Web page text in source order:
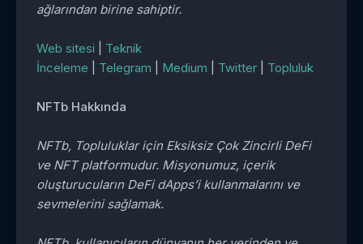
ağlarından birine sahiptir.
Web sitesi
Teknik
İnceleme
Telegram Medium Twitter Topluluk
NFTb Hakkında
NFTb, Topluluklar için Eksiksiz Çok Zincirli DeFi
ve NFT platformudur. Misyonumuz, içerik
oluşturucuların DeFi dApps’i kullanmalarını ve
sevmelerini sağlamak.